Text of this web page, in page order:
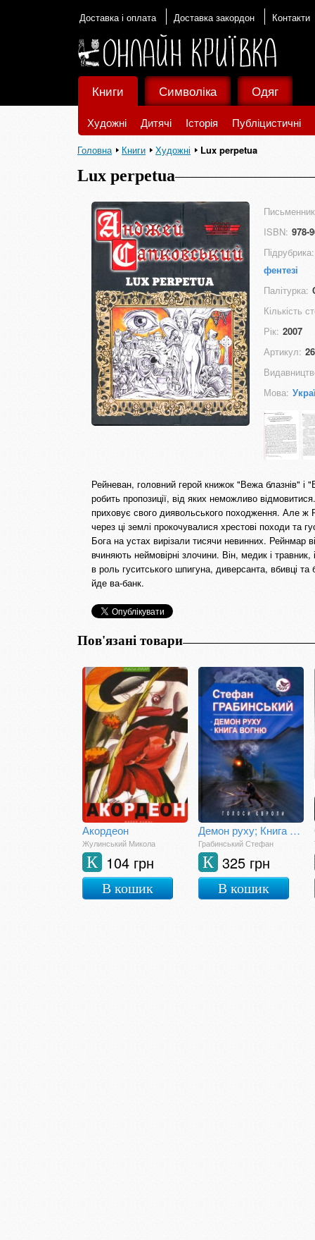
Доставка і оплата Доставка закордон Контакти
Книги
Художні Дитячі Історія Публіцистичні
Символіка Одяг
Головна Книги Художні Lux perpetua
Lux perpetua
ISBN: 978-
Підрубрика:
фентезі
Палітурка:
Кількість
Рік: 2007
Артикул:
Мова:
Рейневан, головний герой книжок "Вежа блазнів" і
робить пропозиції, від яких неможливо
приховує свого диявольського походження. Але ж
через ці землі прокочувалися хрестові походи та
Бога на устах вирізали тисячи невинних. Рейнмар
вчиняють неймовірні злочини. Він, медик і
в роль гуситського шпигуна, диверсанта, вбивці
йде ва-банк.
Пов'язані товари
Акордеон
Жулинський Микола
104 грн
К
В кошик
Демон руху; Книга вогню
Грабинський Стефан
325 грн
К
В кошик